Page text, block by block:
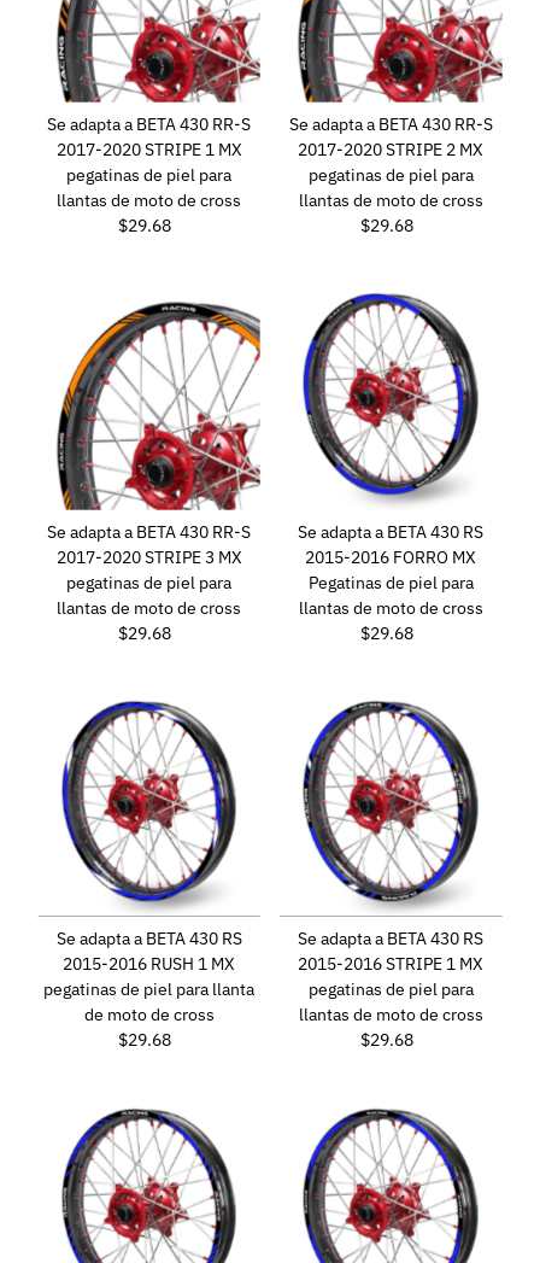
Se adapta a BETA 430 RR-S
2017-2020 STRIPE 1 MX
pegatinas de piel para
llantas de moto de cross
Precio
$29.68
Se adapta a BETA 430 RR-S
2017-2020 STRIPE 2 MX
pegatinas de piel para
llantas de moto de cross
Precio
$29.68
Se adapta a BETA 430 RR-S
2017-2020 STRIPE 3 MX
pegatinas de piel para
llantas de moto de cross
Precio
$29.68
Se adapta a BETA 430 RS
2015-2016 FORRO MX
Pegatinas de piel para
llantas de moto de cross
Precio
$29.68
Se adapta a BETA 430 RS
2015-2016 RUSH 1 MX
pegatinas de piel para llanta
de moto de cross
Precio
$29.68
Se adapta a BETA 430 RS
2015-2016 STRIPE 1 MX
pegatinas de piel para
llantas de moto de cross
Precio
$29.68